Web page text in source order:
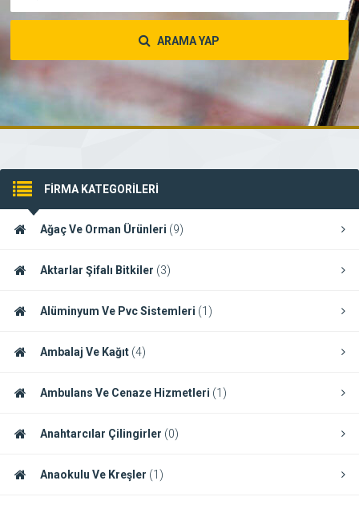
ARAMA YAP
FİRMA KATEGORİLERİ
Ağaç Ve Orman Ürünleri (9)
Aktarlar Şifalı Bitkiler (3)
Alüminyum Ve Pvc Sistemleri (1)
Ambalaj Ve Kağıt (4)
Ambulans Ve Cenaze Hizmetleri (1)
Anahtarcılar Çilingirler (0)
Anaokulu Ve Kreşler (1)